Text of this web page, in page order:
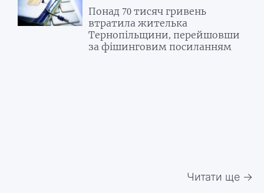
Понад 70 тисяч гривень
втратила жителька
Тернопільщини, перейшовши
за фішинговим посиланням
Читати ще →